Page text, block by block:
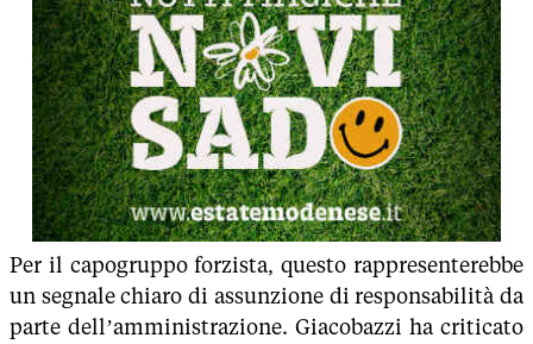
Per il capogruppo forzista, questo rappresenterebbe
un segnale chiaro di assunzione di responsabilità da
parte dell’amministrazione. Giacobazzi ha criticato